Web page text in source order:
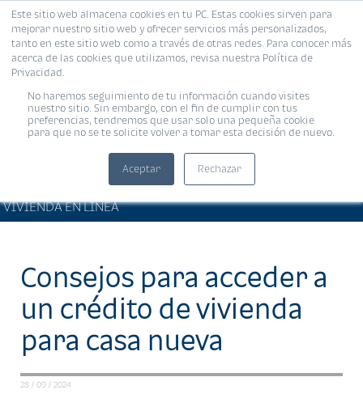
Este sitio web almacena cookies en tu PC. Estas cookies sirven para
mejorar nuestro sitio web y ofrecer servicios más personalizados,
tanto en este sitio web como a través de otras redes. Para conocer más
acerca de las cookies que utilizamos, revisa nuestra Política de
Privacidad.
No haremos seguimiento de tu información cuando visites
nuestro sitio. Sin embargo, con el fin de cumplir con tus
preferencias, tendremos que usar solo una pequeña cookie
para que no se te solicite volver a tomar esta decisión de nuevo.
Aceptar Rechazar
MENÚ
VIVIENDA EN LÍNEA
Consejos para acceder a
un crédito de vivienda
para casa nueva
28 / 09 / 2024